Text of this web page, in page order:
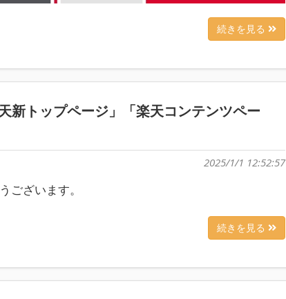
続きを見る
新トップページ」「楽天コンテンツペー
2025/1/1 12:52:57
ございます。
続きを見る